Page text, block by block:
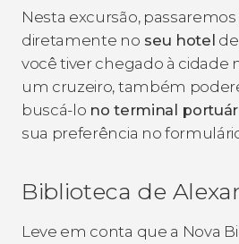
Nesta excursão,
diretamente no seu hotel
você tiver chegado à cidade
um cruzeiro, também
buscá-lo no terminal
sua preferência no
Biblioteca de
Leve em conta que a Nova